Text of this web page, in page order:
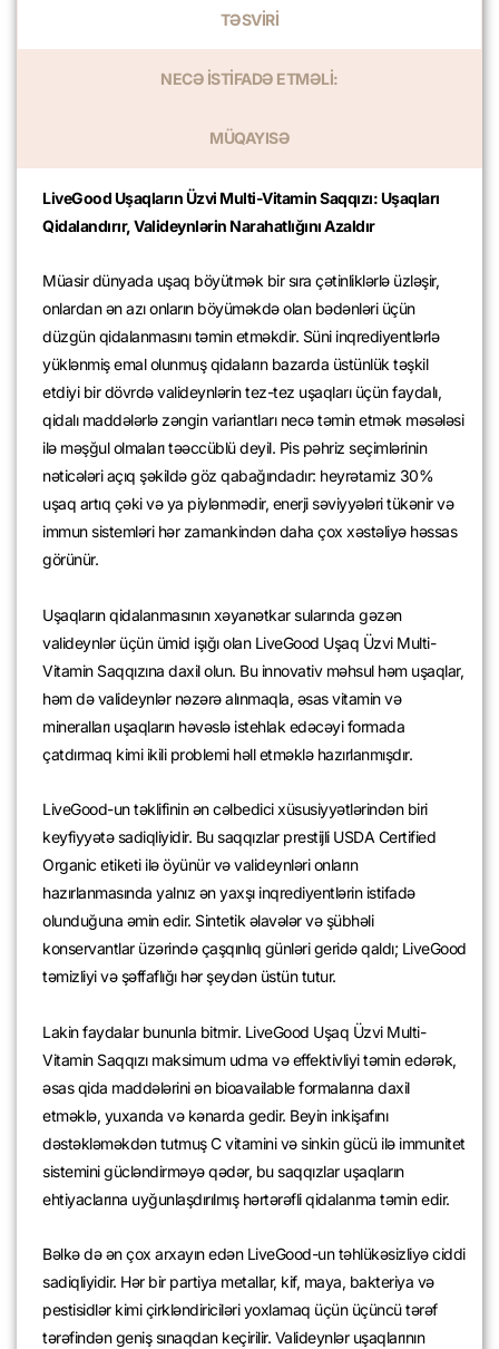
TƏSVİRİ
NECƏ İSTİFADƏ ETMƏLİ:
MÜQAYISƏ
LiveGood Uşaqların Üzvi Multi-Vitamin Saqqızı: Uşaqları
Qidalandırır, Valideynlərin Narahatlığını Azaldır
Müasir dünyada uşaq böyütmək bir sıra çətinliklərlə üzləşir,
onlardan ən azı onların böyüməkdə olan bədənləri üçün
düzgün qidalanmasını təmin etməkdir. Süni inqrediyentlərlə
yüklənmiş emal olunmuş qidaların bazarda üstünlük təşkil
etdiyi bir dövrdə valideynlərin tez-tez uşaqları üçün faydalı,
qidalı maddələrlə zəngin variantları necə təmin etmək məsələsi
ilə məşğul olmaları təəccüblü deyil. Pis pəhriz seçimlərinin
nəticələri açıq şəkildə göz qabağındadır: heyrətamiz 30%
uşaq artıq çəki və ya piylənmədir, enerji səviyyələri tükənir və
immun sistemləri hər zamankindən daha çox xəstəliyə həssas
görünür.
Uşaqların qidalanmasının xəyanətkar sularında gəzən
valideynlər üçün ümid işığı olan LiveGood Uşaq Üzvi Multi-
Vitamin Saqqızına daxil olun. Bu innovativ məhsul həm uşaqlar,
həm də valideynlər nəzərə alınmaqla, əsas vitamin və
mineralları uşaqların həvəslə istehlak edəcəyi formada
çatdırmaq kimi ikili problemi həll etməklə hazırlanmışdır.
LiveGood-un təklifinin ən cəlbedici xüsusiyyətlərindən biri
keyfiyyətə sadiqliyidir. Bu saqqızlar prestijli USDA Certified
Organic etiketi ilə öyünür və valideynləri onların
hazırlanmasında yalnız ən yaxşı inqrediyentlərin istifadə
olunduğuna əmin edir. Sintetik əlavələr və şübhəli
konservantlar üzərində çaşqınlıq günləri geridə qaldı; LiveGood
təmizliyi və şəffaflığı hər şeydən üstün tutur.
Lakin faydalar bununla bitmir. LiveGood Uşaq Üzvi Multi-
Vitamin Saqqızı maksimum udma və effektivliyi təmin edərək,
əsas qida maddələrini ən bioavailable formalarına daxil
etməklə, yuxarıda və kənarda gedir. Beyin inkişafını
dəstəkləməkdən tutmuş C vitamini və sinkin gücü ilə immunitet
sistemini gücləndirməyə qədər, bu saqqızlar uşaqların
ehtiyaclarına uyğunlaşdırılmış hərtərəfli qidalanma təmin edir.
Bəlkə də ən çox arxayın edən LiveGood-un təhlükəsizliyə ciddi
sadiqliyidir. Hər bir partiya metallar, kif, maya, bakteriya və
pestisidlər kimi çirkləndiriciləri yoxlamaq üçün üçüncü tərəf
tərəfindən geniş sınaqdan keçirilir. Valideynlər uşaqlarının